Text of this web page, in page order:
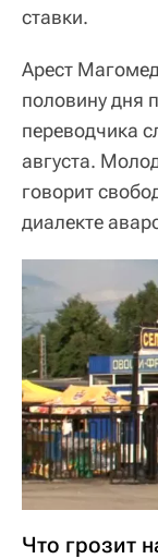
ставки.
Арест
половину дня
переводчика
августа.
говорит
диалекте
Что грозит